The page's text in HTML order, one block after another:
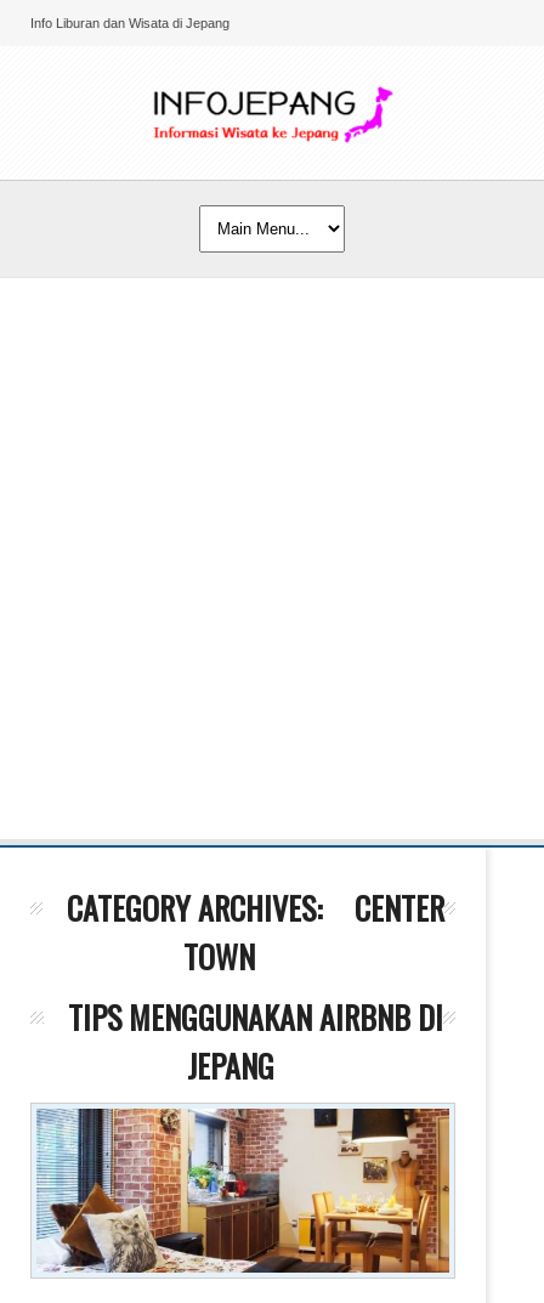
Info Liburan dan Wisata di Jepang
CATEGORY ARCHIVES:
CENTER
TOWN
TIPS MENGGUNAKAN AIRBNB DI
JEPANG